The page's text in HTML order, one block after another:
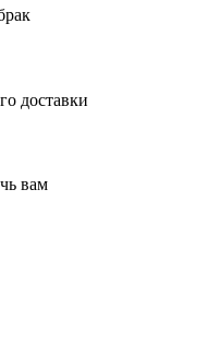
доставки
вам